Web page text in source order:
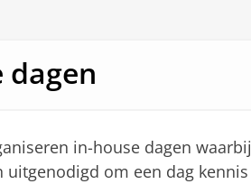
dagen
in-house dagen waarbij
uitgenodigd om een dag kennis